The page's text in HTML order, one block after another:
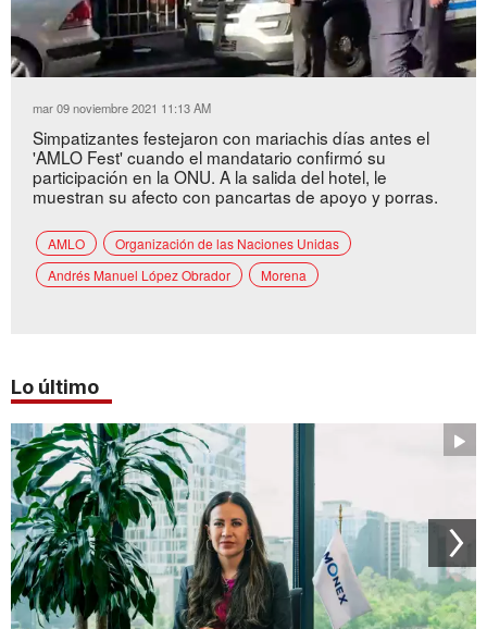
Unmute Loaded:
46.31%
mar 09 noviembre 2021 11:13 AM
Simpatizantes festejaron con mariachis días antes el
'AMLO Fest' cuando el mandatario confirmó su
participación en la ONU. A la salida del hotel, le
muestran su afecto con pancartas de apoyo y porras.
AMLO
Organización de las Naciones Unidas
Andrés Manuel López Obrador
Morena
Lo último